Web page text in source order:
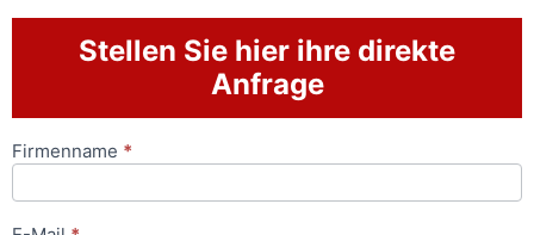
Stellen Sie hier ihre direkte
Anfrage
Anfrageformular
Firmenname *